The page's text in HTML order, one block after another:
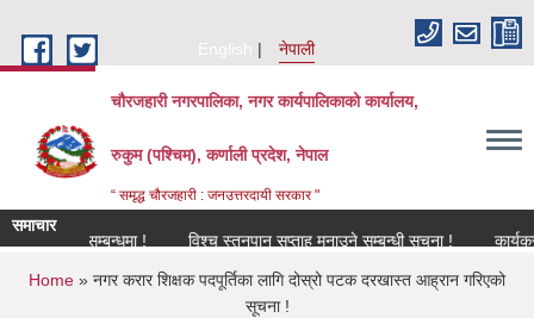
English
नेपाली
चौरजहारी नगरपालिका, नगर कार्यपालिकाको कार्यालय,
रुकुम (पश्चिम), कर्णाली प्रदेश, नेपाल
“ समृद्ध चौरजहारी : जनउत्तरदायी सरकार "
समाचार
सम्बन्धमा !
विश्च स्तनपान सप्ताह मनाउने सम्बन्धी सूचना !
You are here
Home » नगर करार शिक्षक पदपूर्तिका लागि दोस्रो पटक दरखास्त आह्रान गरिएको
सूचना !